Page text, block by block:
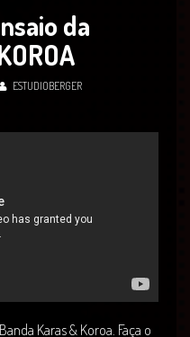
da
ESTUDIOBERGER
Karas & Koroa. Faça o